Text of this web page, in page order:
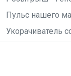
Пульс нашего
Укорачиватель